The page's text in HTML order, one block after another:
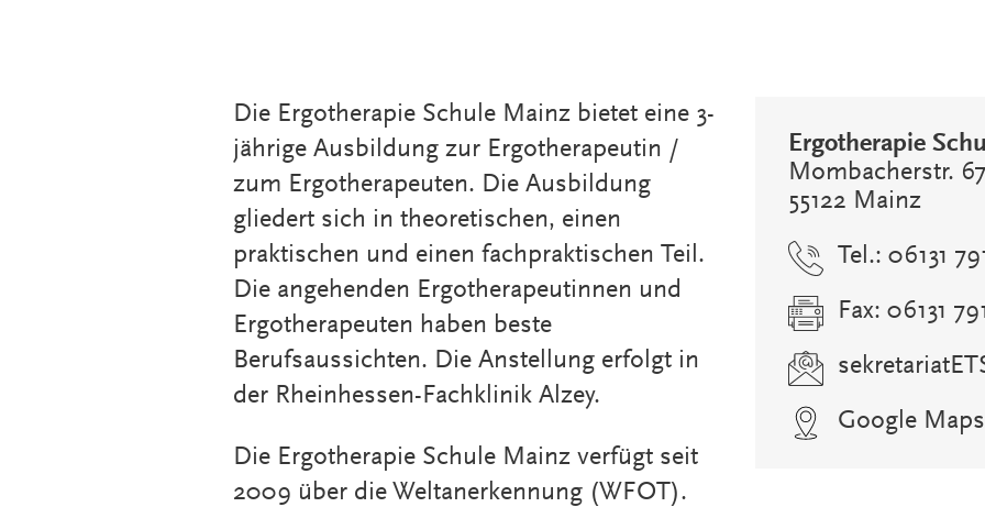
Die Ergotherapie Schule Mainz bietet eine 3-
jährige Ausbildung zur Ergotherapeutin /
zum Ergotherapeuten. Die Ausbildung
gliedert sich in theoretischen, einen
praktischen und einen fachpraktischen Teil.
Die angehenden Ergotherapeutinnen und
Ergotherapeuten haben beste
Berufsaussichten. Die Anstellung erfolgt in
der Rheinhessen-Fachklinik Alzey.
Die Ergotherapie Schule Mainz verfügt seit
2009 über die Weltanerkennung (WFOT).
Ergotherapie
Mombacherstr. 67
55122 Mainz
Tel.: 06131
Fax: 06131
Google Maps